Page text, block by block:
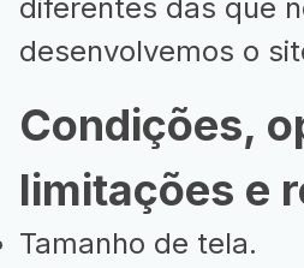
diferentes das que
desenvolvemos o
Condições,
limitações e
Tamanho de tela.